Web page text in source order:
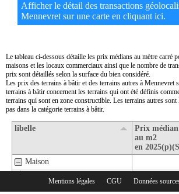
Mentions légales CGU Données
Rubriques :
Afficher le détail des transactions
Mennevret sur une carte en cliquant ici.
Le tableau ci-dessous détaille les prix médians au mètre carré
maisons et les locaux commerciaux ainsi que le nombre de
prix sont détaillés selon la surface du bien considéré.
Les prix des terrains à bâtir et des terrains autres à Mennevret
terrains à bâtir concernent les terrains qui ont été définis
terrains qui sont en zone constructible. Les terrains autres
pas dans la catégorie terrains à bâtir.
libelle
Prix médian
au m2
en
Maison
2- Surface de 30 m2 à 80 m2